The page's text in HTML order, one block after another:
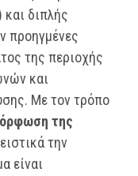
διπλής
προηγμένες
της περιοχής
και
Με τον τρόπο
της
την
είναι